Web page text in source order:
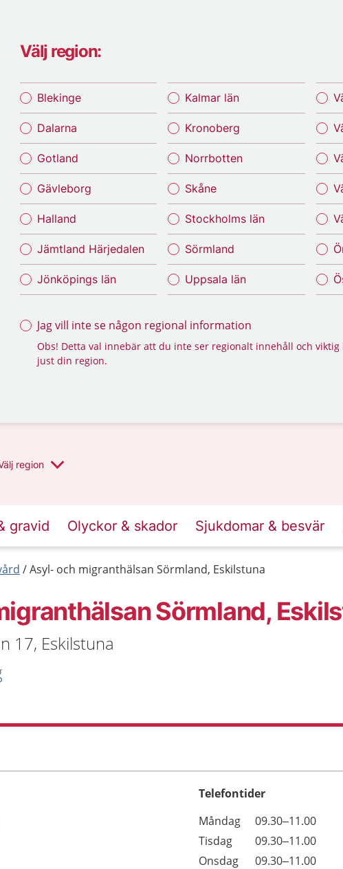
Välj region:
Blekinge
Dalarna
Gotland
Gävleborg
Halland
Jämtland Härjedalen
Jönköpings län
Kalmar län
Kronoberg
Norrbotten
Skåne
Stockholms län
Sörmland
Uppsala län
Jag vill inte se någon regional information
Obs! Detta val innebär att du inte ser regionalt innehåll och
just din region.
region
gravid Olyckor & skador Sjukdomar & besvär
Asyl- och migranthälsan Sörmland, Eskilstuna
Sörmland,
17, Eskilstuna
Telefontider
Dag
Öppettider
Kommentarer
Måndag
09.30–11.00
Tisdag
09.30–11.00
Onsdag
09.30–11.00